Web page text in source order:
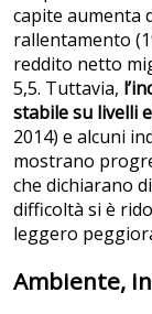
capite aumenta
rallentamento
reddito netto
5,5. Tuttavia,
stabile su livelli
2014) e alcuni
mostrano
che dichiarano
difficoltà si è
leggero
Ambiente,